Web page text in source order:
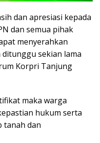
dan apresiasi kepada
dan semua pihak
menyerahkan
sekian lama
Korpri Tanjung
maka warga
hukum serta
tanah dan